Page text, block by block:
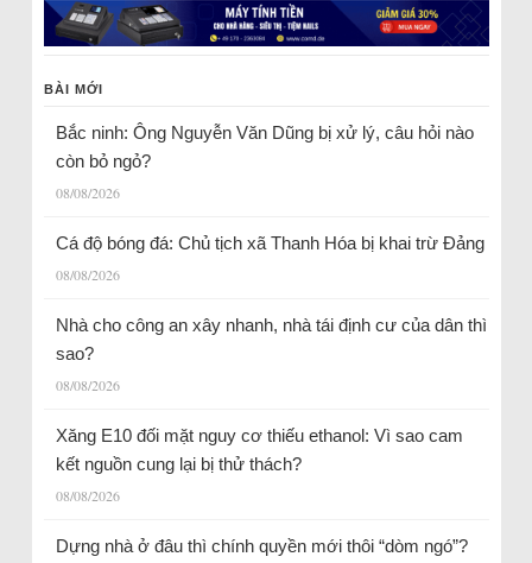
BÀI MỚI
Bắc ninh: Ông Nguyễn Văn Dũng bị xử lý, câu hỏi nào
còn bỏ ngỏ?
08/08/2026
Cá độ bóng đá: Chủ tịch xã Thanh Hóa bị khai trừ Đảng
08/08/2026
Nhà cho công an xây nhanh, nhà tái định cư của dân thì
sao?
08/08/2026
Xăng E10 đối mặt nguy cơ thiếu ethanol: Vì sao cam
kết nguồn cung lại bị thử thách?
08/08/2026
Dựng nhà ở đâu thì chính quyền mới thôi “dòm ngó”?